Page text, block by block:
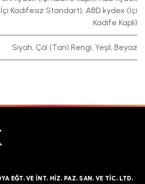
Kadifesiz Standart), ABD kydex (İçi
Kadife Kaplı)
Siyah, Çöl (Tan) Rengi, Yeşil, Beyaz
EĞT. VE İNT. HIZ. PAZ. SAN. VE TIC. LTD.